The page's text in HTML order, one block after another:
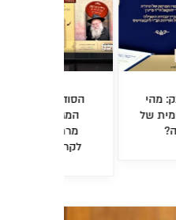
הבכי המזעזע של ר'
שלמה חיים בעיצומו